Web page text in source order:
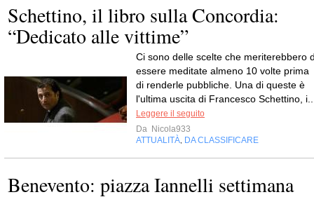
Schettino, il libro sulla Concordia:
“Dedicato alle vittime”
Ci sono delle scelte che meriterebbero
essere meditate almeno 10 volte prima
di renderle pubbliche. Una di queste è
l'ultima uscita di Francesco Schettino,
Leggere il seguito
Da Nicola933
ATTUALITÀ DA CLASSIFICARE
Benevento: piazza Iannelli settimana